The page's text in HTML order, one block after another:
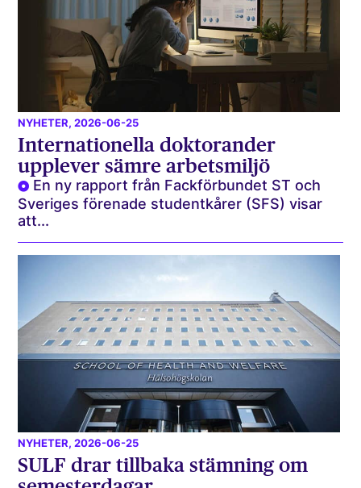
NYHETER, 2026-06-25
Internationella doktorander
upplever sämre arbetsmiljö
En ny rapport från Fackförbundet ST och
Sveriges förenade studentkårer (SFS) visar
att...
NYHETER, 2026-06-25
SULF drar tillbaka stämning om